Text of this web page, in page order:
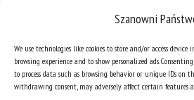
Szanowni
We use technologies like cookies to store and/or access
browsing experience and to show personalized ads.
to process data such as browsing behavior or unique IDs on
withdrawing consent, may adversely affect certain features
Dr Jordan Lacey z Uniwersytetu RMIT w